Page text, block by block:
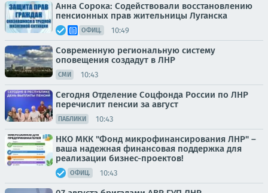
Анна Сорока: Содействовали восстановлению
пенсионных прав жительницы Луганска
ОФИЦ. 10:49
Современную региональную систему
оповещения создадут в ЛНР
СМИ 10:43
Сегодня Отделение Соцфонда России по ЛНР
перечислит пенсии за август
ПАБЛИКИ 10:43
НКО МКК "Фонд микрофинансирования ЛНР" –
ваша надежная финансовая поддержка для
реализации бизнес-проектов!
ОФИЦ. 10:43